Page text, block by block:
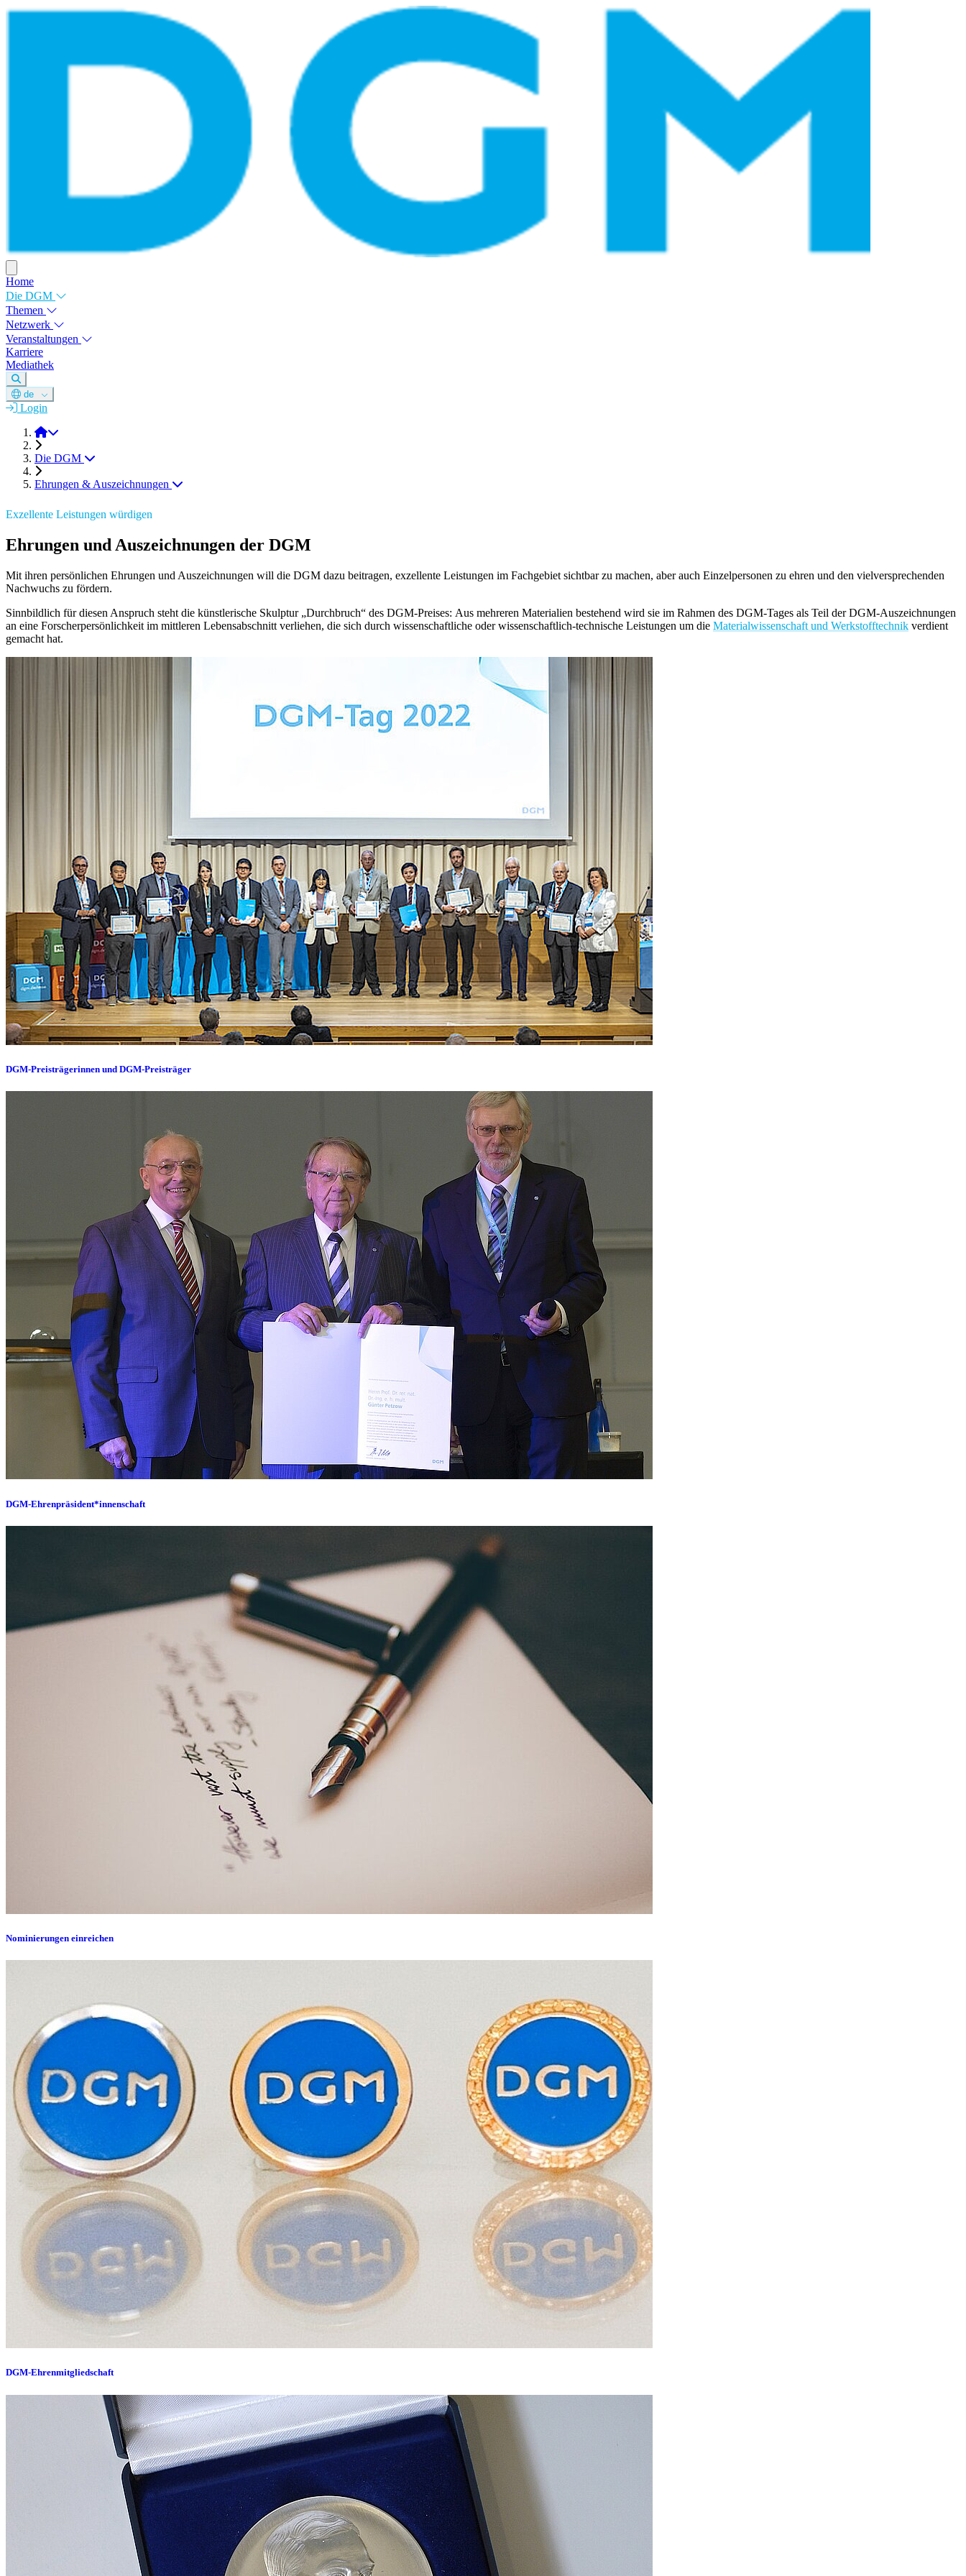
Home
Die DGM
Themen
Netzwerk
Veranstaltungen
Karriere
Mediathek
de
Login
DGM e.V.
Die DGM
Ehrungen & Auszeichnungen
Exzellente Leistungen würdigen
Ehrungen und Auszeichnungen der DGM
Mit ihren persönlichen Ehrungen und Auszeichnungen will die DGM dazu beitragen, exzellente Leistungen im Fachgebiet sichtbar zu machen, aber auch Einzelpersonen zu ehren und den vielversprechenden
Nachwuchs zu fördern.
Sinnbildlich für diesen Anspruch steht die künstlerische Skulptur „Durchbruch“ des DGM-Preises: Aus mehreren Materialien bestehend wird sie im Rahmen des DGM-Tages als Teil der DGM-Auszeichnungen
an eine Forscherpersönlichkeit im mittleren Lebensabschnitt verliehen, die sich durch wissenschaftliche oder wissenschaftlich-technische Leistungen um die Materialwissenschaft und Werkstofftechnik verdient
gemacht hat.
DGM-Preisträgerinnen und DGM-Preisträger
DGM-Ehrenpräsident*innenschaft
Nominierungen einreichen
DGM-Ehrenmitgliedschaft